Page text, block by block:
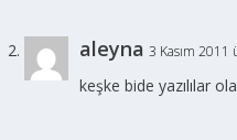
aleyna 3 Kasım
keşke bide yazılılar